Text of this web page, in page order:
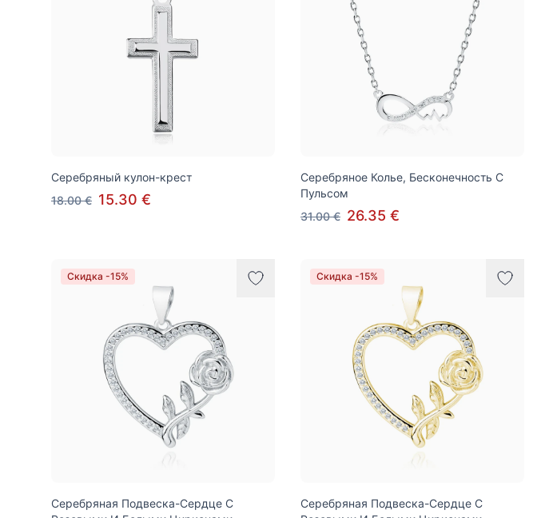
Серебряный кулон-крест
18.00 € 15.30 €
Серебряное Колье, Бесконечность С
Пульсом
31.00 € 26.35 €
Скидка -15%
Серебряная Подвеска-Сердце С
Скидка -15%
Серебряная Подвеска-Сердце С